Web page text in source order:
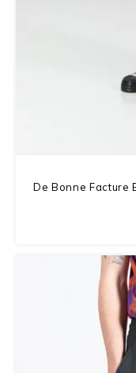
De Bonne Facture